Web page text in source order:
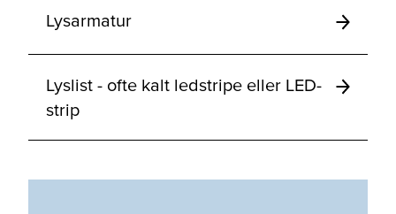
Lysarmatur
Lyslist - ofte kalt ledstripe eller LED-
strip